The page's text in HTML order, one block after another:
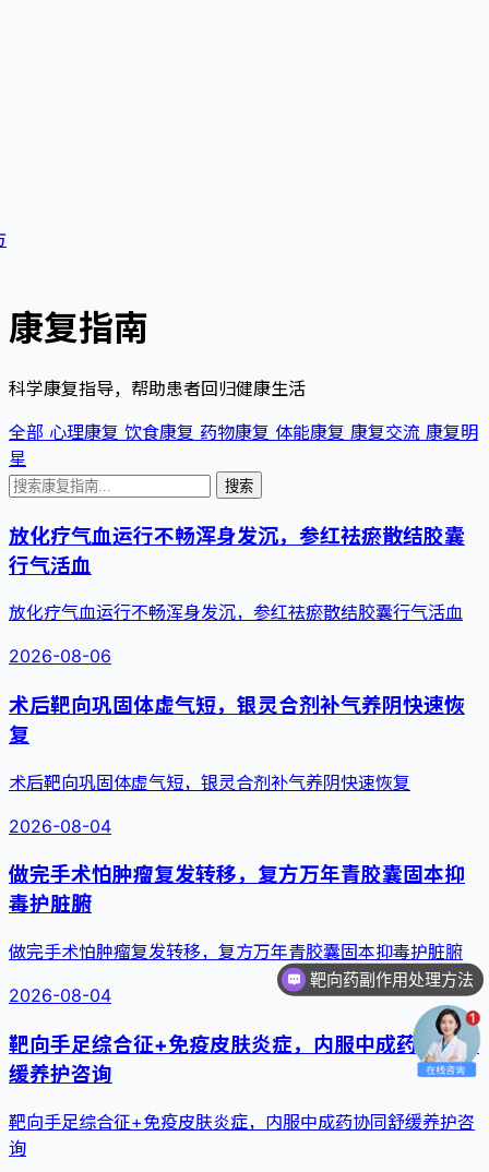
康复指南
科学康复指导，帮助患者回归健康生活
全部 心理康复 饮食康复 药物康复 体能康复 康复交流 康复明
星
搜索
放化疗气血运行不畅浑身发沉，参红祛瘀散结胶囊
行气活血
放化疗气血运行不畅浑身发沉，参红祛瘀散结胶囊行气活血
2026-08-06
术后靶向巩固体虚气短，银灵合剂补气养阴快速恢
复
术后靶向巩固体虚气短，银灵合剂补气养阴快速恢复
2026-08-04
做完手术怕肿瘤复发转移，复方万年青胶囊固本抑
毒护脏腑
做完手术怕肿瘤复发转移，复方万年青胶囊固本抑毒护脏腑
2026-08-04
靶向手足综合征+免疫皮肤炎症，内服中成药协同舒
缓养护咨询
靶向手足综合征+免疫皮肤炎症，内服中成药协同舒缓养护咨
询
靶向药副作用处理方法